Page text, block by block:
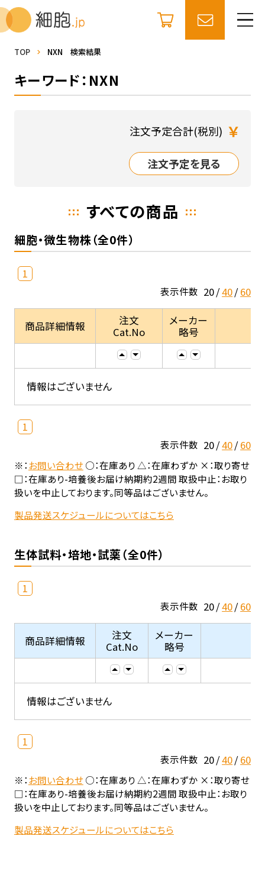
TOP NXN 検索結果
キーワード：NXN
注文予定合計(税別) ￥
注文予定を見る
すべての商品
細胞・微生物株（全0件）
1
表示件数 20 40 60
商品詳細情報
注文
Cat.No
メーカー
略号
情報はございません
1
表示件数 20 40 60
※：お問い合わせ○：在庫あり △：在庫わずか ×：取り寄せ
□：在庫あり-培養後お届け納期約2週間 取扱中止：お取り
扱いを中止しております。同等品はございません。
製品発送スケジュールについてはこちら
生体試料・培地・試薬（全0件）
1
表示件数 20 40 60
商品詳細情報
注文
Cat.No
メーカー
略号
情報はございません
1
表示件数 20 40 60
※：お問い合わせ○：在庫あり △：在庫わずか ×：取り寄せ
□：在庫あり-培養後お届け納期約2週間 取扱中止：お取り
扱いを中止しております。同等品はございません。
製品発送スケジュールについてはこちら